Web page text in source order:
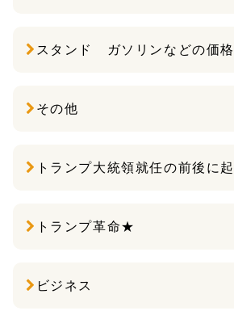
スタンド ガソリンなどの価格
その他
トランプ大統領就任の前後に
トランプ革命★
ビジネス